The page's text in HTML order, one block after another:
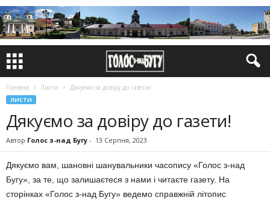
Головна Листи Дякуємо за довіру до газети!
ЛИСТИ
Дякуємо за довіру до газети!
Автор Голос з-над Бугу - 13 Серпня, 2023
Дякуємо вам, ша­новні шанувальники часопису «Голос з-над
Бугу», за те, що зали­шаєтеся з нами і читаєте газе­ту. На
сторінках «Голос з-над Бугу» ведемо справжній літопис